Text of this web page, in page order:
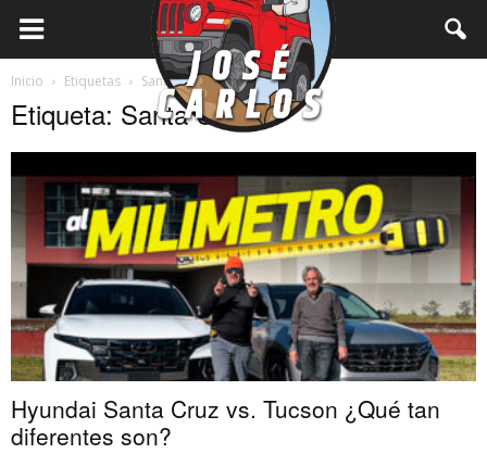
Inicio Etiquetas Santa Cruz
Etiqueta: Santa Cruz
Hyundai Santa Cruz vs. Tucson ¿Qué tan
diferentes son?